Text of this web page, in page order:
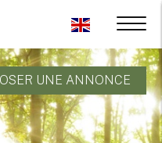
UNE ANNONCE